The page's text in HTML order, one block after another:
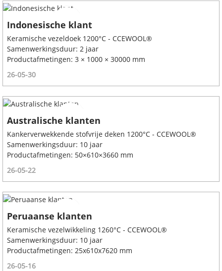
Indonesische klant
Keramische vezeldoek 1200°C - CCEWOOL®
Samenwerkingsduur: 2 jaar
Productafmetingen: 3 × 1000 × 30000 mm
26-05-30
Australische klanten
Kankerverwekkende stofvrije deken 1200°C - CCEWOOL®
Samenwerkingsduur: 10 jaar
Productafmetingen: 50×610×3660 mm
26-05-22
Peruaanse klanten
Keramische vezelwikkeling 1260°C - CCEWOOL®
Samenwerkingsduur: 10 jaar
Productafmetingen: 25x610x7620 mm
26-05-16